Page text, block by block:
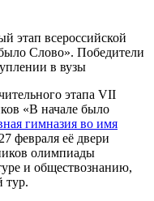
этапа VII
«В начале было
гимназия во имя
февраля её двери
олимпиады
и обществознанию,
тур.